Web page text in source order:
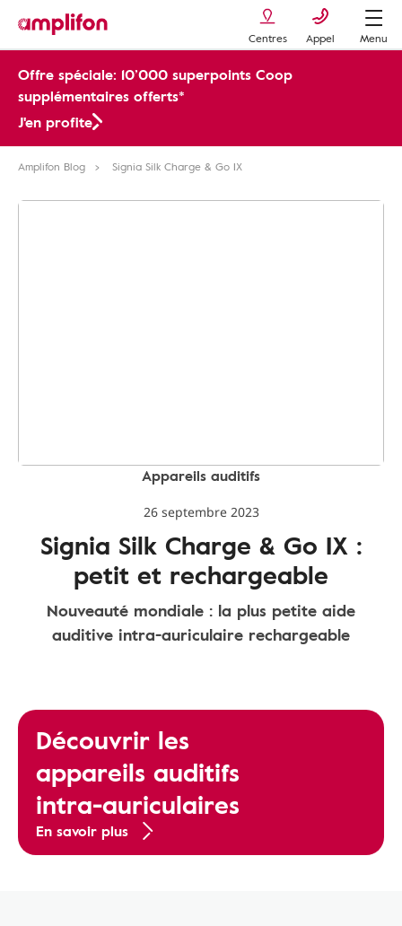
Centres Appel Menu
Offre spéciale: 10’000 superpoints Coop
supplémentaires offerts*
J'en profite
Amplifon Blog Signia Silk Charge & Go IX
Appareils auditifs
26 septembre 2023
Signia Silk Charge & Go IX :
petit et rechargeable
Nouveauté mondiale : la plus petite aide
auditive intra-auriculaire rechargeable
Découvrir les
appareils auditifs
intra-auriculaires
En savoir plus